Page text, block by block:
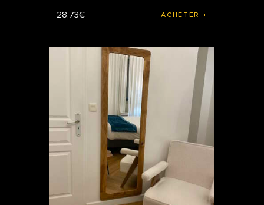
28,73€ ACHETER